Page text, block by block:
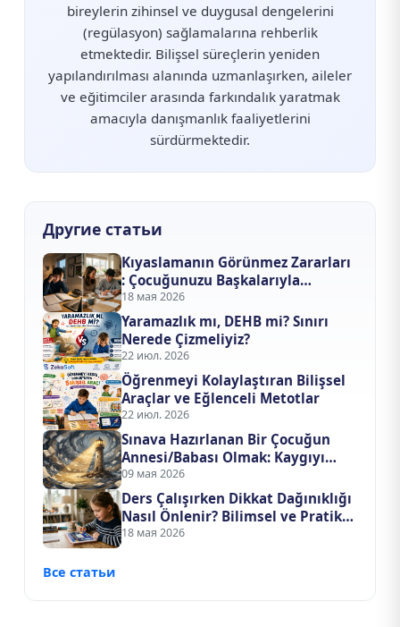
bireylerin zihinsel ve duygusal dengelerini
(regülasyon) sağlamalarına rehberlik
etmektedir. Bilişsel süreçlerin yeniden
yapılandırılması alanında uzmanlaşırken, aileler
ve eğitimciler arasında farkındalık yaratmak
amacıyla danışmanlık faaliyetlerini
sürdürmektedir.
Другие статьи
Kıyaslamanın Görünmez Zararları
: Çocuğunuzu Başkalarıyla
Yarıştırmayı Bıraktığınızda Ne
Değişir?
18 мая 2026
Yaramazlık mı, DEHB mi? Sınırı
Nerede Çizmeliyiz?
22 июл. 2026
Öğrenmeyi Kolaylaştıran Bilişsel
Araçlar ve Eğlenceli Metotlar
22 июл. 2026
Sınava Hazırlanan Bir Çocuğun
Annesi/Babası Olmak: Kaygıyı
Evden Nasıl Uzak Tutarsınız?
09 мая 2026
Ders Çalışırken Dikkat Dağınıklığı
Nasıl Önlenir? Bilimsel ve Pratik
Odaklanma Rehberi
18 мая 2026
Все статьи